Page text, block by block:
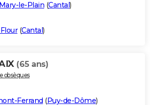
le-Plain (Cantal )
(Cantal )
(65 ans)
obsèques
Ferrand (Puy-de-Dôme)